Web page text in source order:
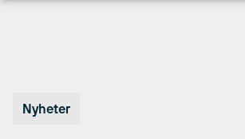
Nyheter